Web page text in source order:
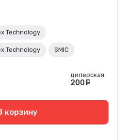
Technology
Technology SMIC
дилерская
200
корзину